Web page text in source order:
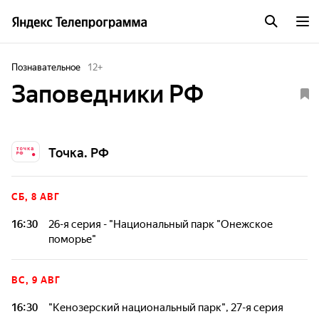
Познавательное 12+
Заповедники РФ
Точка. РФ
СБ, 8 АВГ
16:30
26-я серия - "Национальный парк "Онежское
поморье"
В эти деревни на берегу Белого моря не ведет ни одна
Прекрасные пляжи, но не бывает толп отдыхающих. Это
сохраняют национальные традиции, природу, и еще - свою
ВС, 9 АВГ
16:30 "Кенозерский национальный парк", 27-я серия